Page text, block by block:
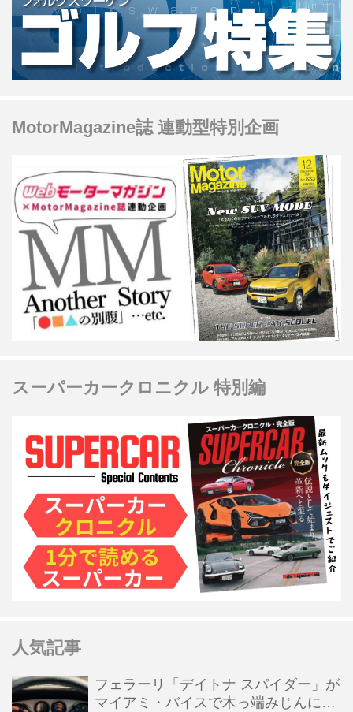
MotorMagazine誌 連動型特別企画
スーパーカークロニクル 特別編
人気記事
フェラーリ「デイトナ スパイダー」が
マイアミ・バイスで木っ端みじんにな